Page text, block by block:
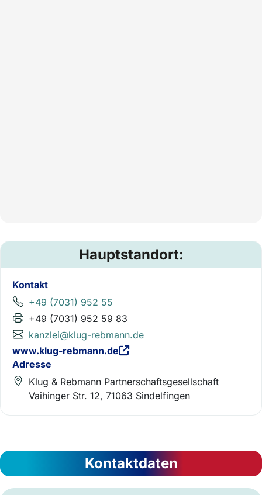
Hauptstandort:
Kontakt
+49 (7031) 952 55
+49 (7031) 952 59 83
kanzlei@klug-rebmann.de
www.klug-rebmann.de
Adresse
Klug & Rebmann Partnerschaftsgesellschaft
Vaihinger Str. 12, 71063 Sindelfingen
Kontaktdaten